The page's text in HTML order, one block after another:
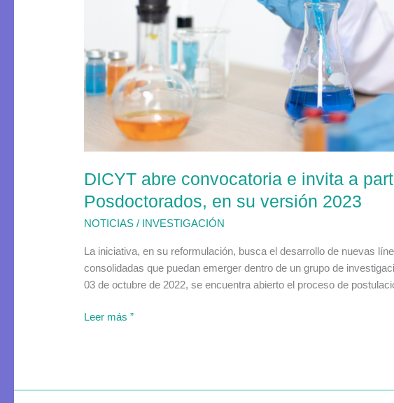
DICYT abre convocatoria e invita a
Posdoctorados, en su versión 2023
NOTICIAS / INVESTIGACIÓN
La iniciativa, en su reformulación, busca el desarrollo de nuevas
consolidadas que puedan emerger dentro de un grupo de
03 de octubre de 2022, se encuentra abierto el proceso de
convocatoria
a
participar
del
Concurso
Posdoctorados,
su
versión
2023
Leer más ”